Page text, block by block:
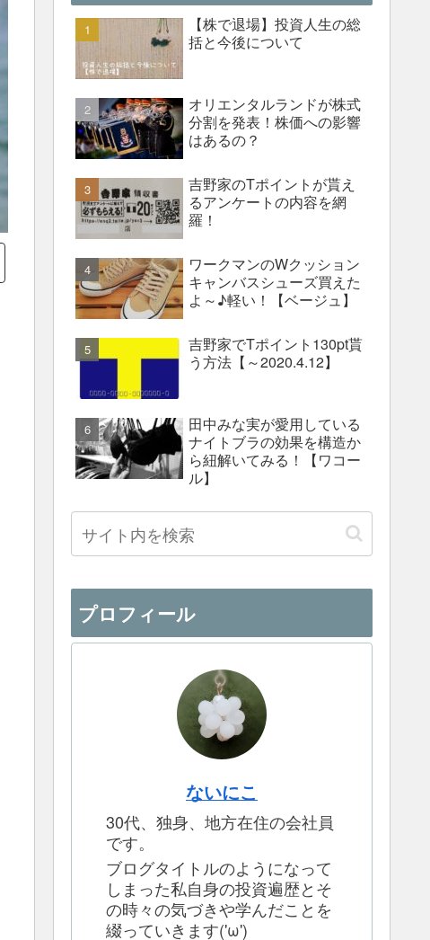
【株で退場】投資人生の総
括と今後について
オリエンタルランドが株式
分割を発表！株価への影響
はあるの？
吉野家のTポイントが貰え
るアンケートの内容を網
羅！
ワークマンのWクッション
キャンバスシューズ買えた
よ～♪軽い！【ベージュ】
吉野家でTポイント130pt貰
う方法【～2020.4.12】
田中みな実が愛用している
ナイトブラの効果を構造か
ら紐解いてみる！【ワコー
ル】
プロフィール
ないにこ
30代、独身、地方在住の会社員
です。
ブログタイトルのようになって
しまった私自身の投資遍歴とそ
の時々の気づきや学んだことを
綴っていきます('ω')